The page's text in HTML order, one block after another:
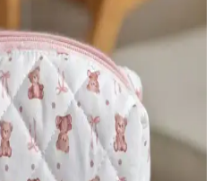
dayanıklı malzemeleri ve pratik
taşımanızı sağlar. Geniş
tercihidir.
Boyut ve Malzeme
ve malzeme faktörleri, kullanım
büyük önem taşır. Doğru
taşınması sağlanır.